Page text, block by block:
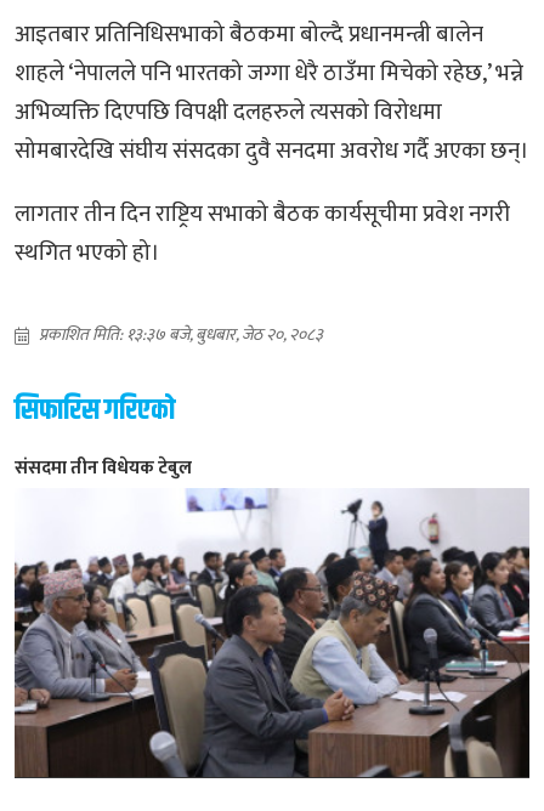
आइतबार प्रतिनिधिसभाको बैठकमा बोल्दै प्रधानमन्त्री बालेन
शाहले ‘नेपालले पनि भारतको जग्गा धेरै ठाउँमा मिचेको रहेछ,’ भन्ने
अभिव्यक्ति दिएपछि विपक्षी दलहरुले त्यसको विरोधमा
सोमबारदेखि संघीय संसदका दुवै सनदमा अवरोध गर्दै अएका छन्।
लागतार तीन दिन राष्ट्रिय सभाको बैठक कार्यसूचीमा प्रवेश नगरी
स्थगित भएको हो।
प्रकाशित मिति: १३:३७ बजे, बुधबार, जेठ २०, २०८३
सिफारिस गरिएको
संसदमा तीन विधेयक टेबुल